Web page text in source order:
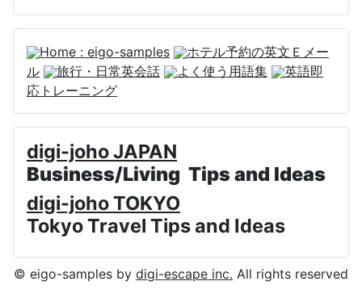
Home : eigo-samples
ホテル予約の英文Ｅメー
ル
旅行・日常英会話 よく使う用語集
英語即
応トレーニング
digi-joho JAPAN
Business/Living Tips and Ideas
digi-joho TOKYO
Tokyo Travel Tips and Ideas
© eigo-samples by digi-escape inc. All rights reserved